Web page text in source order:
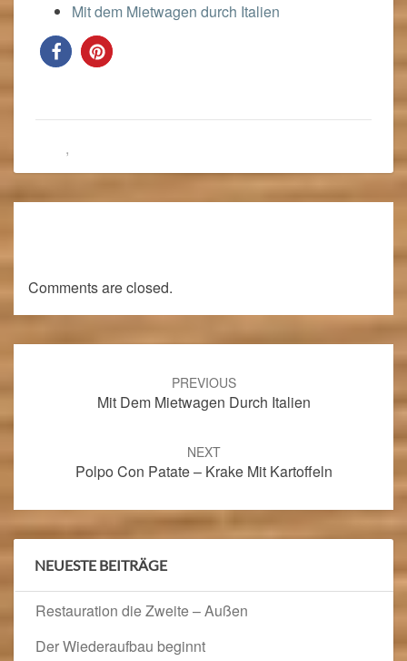
Mit dem Mietwagen durch Italien
,
Comments are closed.
PREVIOUS
Mit Dem Mietwagen Durch Italien
NEXT
Polpo Con Patate – Krake Mit Kartoffeln
NEUESTE BEITRÄGE
Restauration die Zweite – Außen
Der Wiederaufbau beginnt